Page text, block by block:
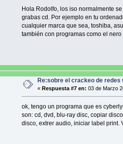
Hola Rodolfo, los iso normalmente
grabas cd. Por ejemplo en tu
cualquier marca que sea, toshiba,
también con programas como el nero
Re:sobre el crackeo de redes
« Respuesta #7 en: 03 de Marzo
ok, tengo un programa que es
son: cd, dvd, blu-ray disc, copiar
disco, extrer audio, iniciar label print.